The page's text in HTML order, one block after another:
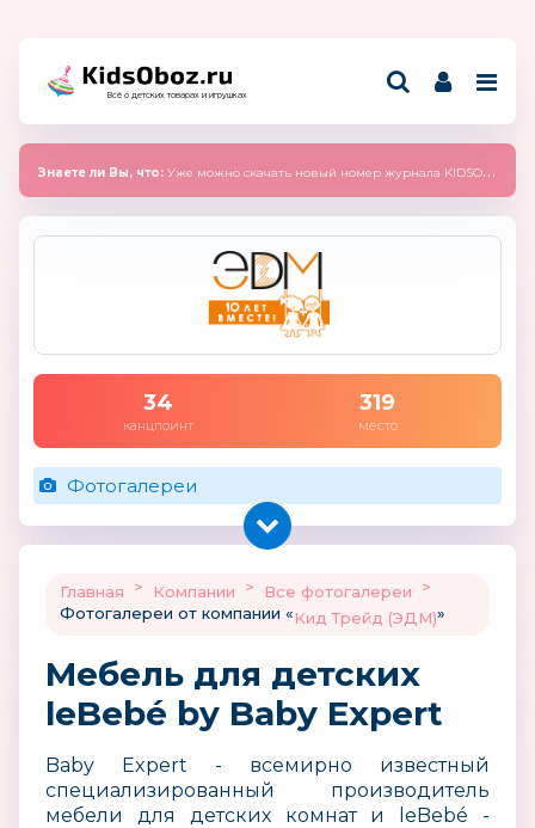
Всё о детских товарах и игрушках
Знаете ли Вы, что: Уже можно скачать новый номер журнала KIDSOBOZ 2025 (сентябрь)
34
канцпоинт
319
место
Фотогалереи
Главная > Компании > Все фотогалереи
>
Фотогалереи от компании «Кид Трейд (ЭДМ)»
Мебель для детских
leBebé by Baby Expert
Baby Expert - всемирно известный
специализированный производитель
мебели для детских комнат и leBebé -